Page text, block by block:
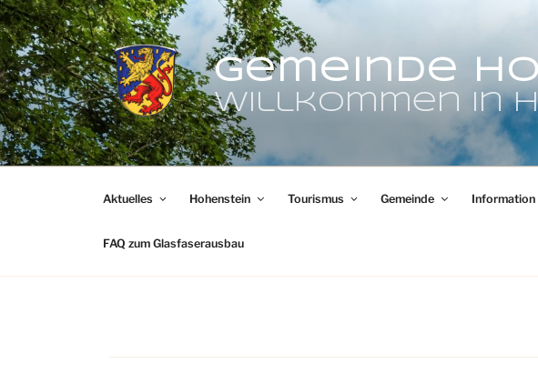
Zum
Inhalt
springen
Gemeinde
Willkommen in
Aktuelles Hohenstein Tourismus Gemeinde Information
FAQ zum Glasfaserausbau